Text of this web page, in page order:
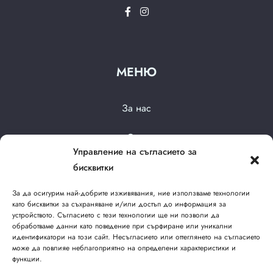
Управление на съгласието за
бисквитки
За да осигурим най-добрите изживявания, ние използваме технологии
като бисквитки за съхраняване и/или достъп до информация за
устройството. Съгласието с тези технологии ще ни позволи да
обработваме данни като поведение при сърфиране или уникални
идентификатори на този сайт. Несъгласието или оттеглянето на съгласието
може да повлияе неблагоприятно на определени характеристики и
функции.
МЕНЮ
За нас
Стаи
Свържете се с нас